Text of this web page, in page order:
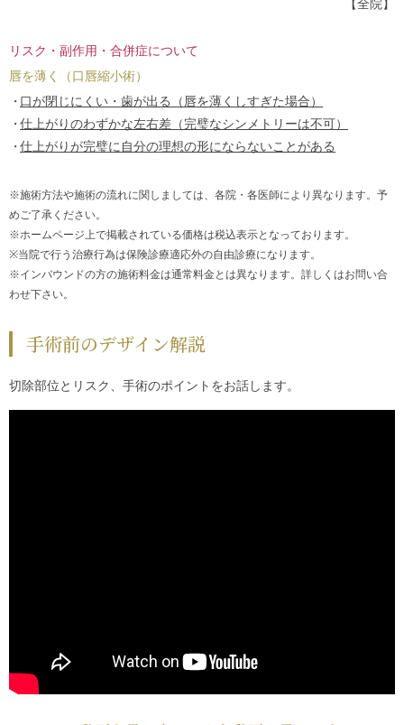
【全院】
リスク・副作用・合併症について
唇を薄く（口唇縮小術）
口が閉じにくい・歯が出る（唇を薄くしすぎた場合）
仕上がりのわずかな左右差（完璧なシンメトリーは不可）
仕上がりが完璧に自分の理想の形にならないことがある
※施術方法や施術の流れに関しましては、各院・各医師により異なります。予
めご了承ください。
※ホームページ上で掲載されている価格は税込表示となっております。
※当院で行う治療行為は保険診療適応外の自由診療になります。
※インバウンドの方の施術料金は通常料金とは異なります。詳しくはお問い合
わせ下さい。
手術前のデザイン解説
切除部位とリスク、手術のポイントをお話します。